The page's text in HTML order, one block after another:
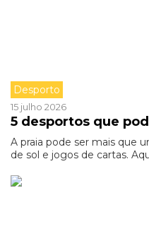
Desporto
15 julho 2026
5 desportos que
A praia pode ser mais que
de sol e jogos de cartas.